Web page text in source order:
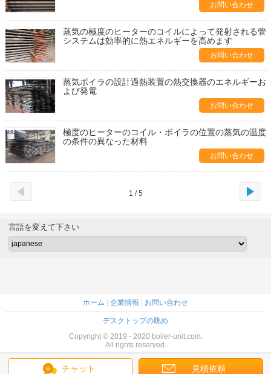
お問い合わせ
蒸気の極度のヒーターのコイルによって発射される管
システムは効率的に熱エネルギーを高めます
お問い合わせ
蒸気ボイラの設計過熱装置の熱交換器のエネルギーお
よび発電
お問い合わせ
極度のヒーターのコイル・ボイラの位置の蒸気の温度
の条件の異なった材料
お問い合わせ
1 / 5
チャット 見積依頼
言語を変えて下さい
ホーム 企業情報 お問い合わせ
デスクトップの眺め
Copyright © 2019 - 2020 boiler-unit.com.
All rights reserved.